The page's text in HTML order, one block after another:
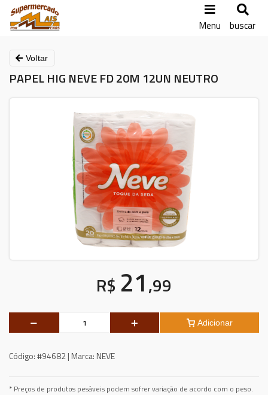
Menu buscar
Voltar
PAPEL HIG NEVE FD 20M 12UN NEUTRO
R$ 21,99
Adicionar
Código:#94682 | Marca: NEVE
* Preços de produtos pesáveis podem sofrer variação de acordo com o peso.